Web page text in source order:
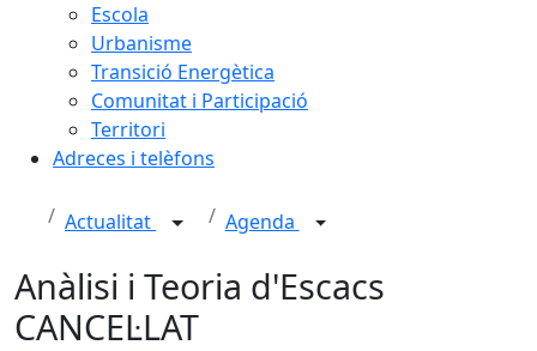
Escola
Urbanisme
Transició Energètica
Comunitat i Participació
Territori
Adreces i telèfons
Actualitat Agenda
Anàlisi i Teoria d'Escacs
CANCEL·LAT